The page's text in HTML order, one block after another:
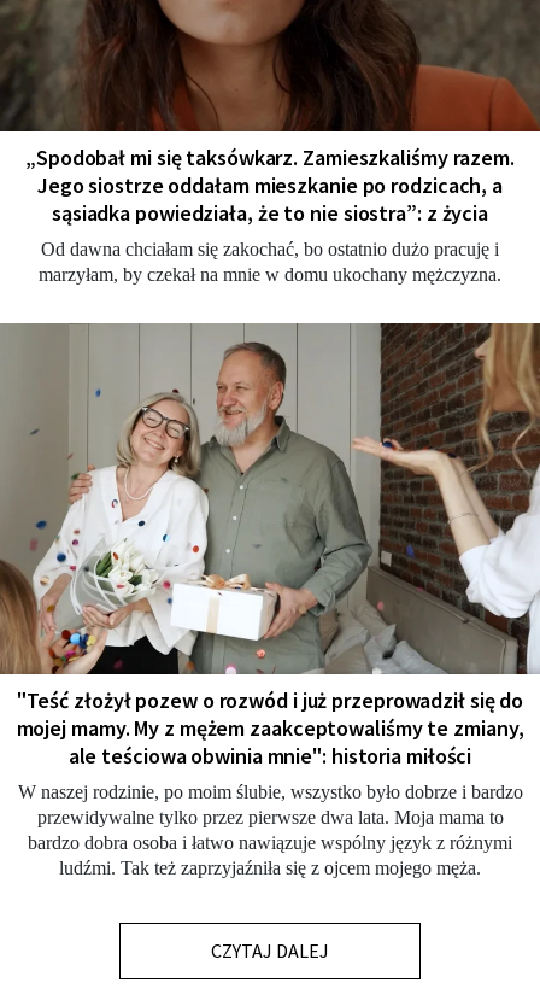
„Spodobał mi się taksówkarz. Zamieszkaliśmy razem.
Jego siostrze oddałam mieszkanie po rodzicach, a
sąsiadka powiedziała, że to nie siostra”: z życia
Od dawna chciałam się zakochać, bo ostatnio dużo pracuję i
marzyłam, by czekał na mnie w domu ukochany mężczyzna.
"Teść złożył pozew o rozwód i już przeprowadził się do
mojej mamy. My z mężem zaakceptowaliśmy te zmiany,
ale teściowa obwinia mnie": historia miłości
W naszej rodzinie, po moim ślubie, wszystko było dobrze i bardzo
przewidywalne tylko przez pierwsze dwa lata. Moja mama to
bardzo dobra osoba i łatwo nawiązuje wspólny język z różnymi
ludźmi. Tak też zaprzyjaźniła się z ojcem mojego męża.
CZYTAJ DALEJ